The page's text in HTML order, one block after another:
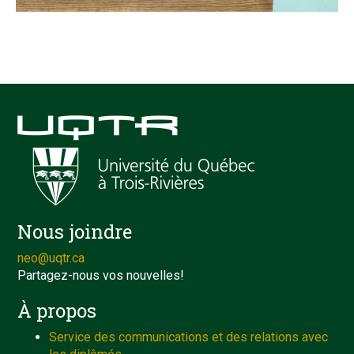
Nous joindre
neo@uqtr.ca
Partagez-nous vos nouvelles!
À propos
Service des communications et des relations avec